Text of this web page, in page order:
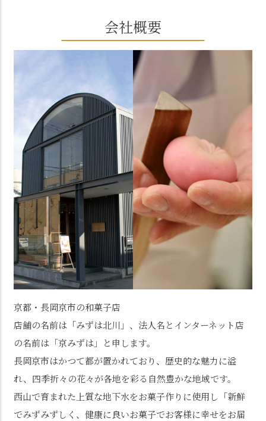
会社概要
京都・長岡京市の和菓子店
店舗の名前は「みずは北川」、法人名とインターネット店
の名前は「京みずは」と申します。
長岡京市はかつて都が置かれており、歴史的な魅力に溢
れ、四季折々の花々が各地を彩る自然豊かな地域です。
西山で育まれた上質な地下水をお菓子作りに使用し「新鮮
でみずみずしく、健康に良いお菓子でお客様に幸せをお届